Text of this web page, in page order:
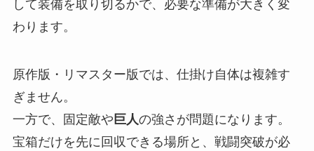
して装備を取り切るかで、必要な準備が大きく変
わります。
原作版・リマスター版では、仕掛け自体は複雑す
ぎません。
一方で、固定敵や 巨人の強さが問題になります。
宝箱だけを先に回収できる場所と、戦闘突破が必